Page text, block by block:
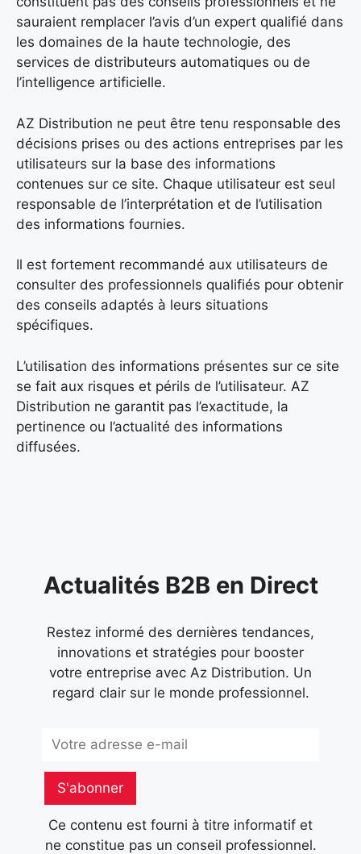
sauraient remplacer l’avis d’un expert qualifié dans
les domaines de la haute technologie, des
services de distributeurs automatiques ou de
l’intelligence artificielle.
AZ Distribution ne peut être tenu responsable des
décisions prises ou des actions entreprises par les
utilisateurs sur la base des informations
contenues sur ce site. Chaque utilisateur est seul
responsable de l’interprétation et de l’utilisation
des informations fournies.
Il est fortement recommandé aux utilisateurs de
consulter des professionnels qualifiés pour obtenir
des conseils adaptés à leurs situations
spécifiques.
L’utilisation des informations présentes sur ce site
se fait aux risques et périls de l’utilisateur. AZ
Distribution ne garantit pas l’exactitude, la
pertinence ou l’actualité des informations
diffusées.
Actualités B2B en Direct
Restez informé des dernières tendances,
innovations et stratégies pour booster
votre entreprise avec Az Distribution. Un
regard clair sur le monde professionnel.
S'abonner
Ce contenu est fourni à titre informatif et
ne constitue pas un conseil professionnel.